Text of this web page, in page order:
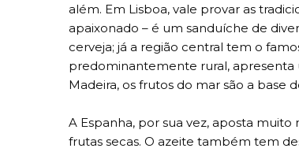
além. Em Lisboa, vale provar as
apaixonado – é um sanduíche de
cerveja; já a região central tem o
predominantemente rural, apresenta
Madeira, os frutos do mar são a base
A Espanha, por sua vez, aposta
frutas secas. O azeite também tem